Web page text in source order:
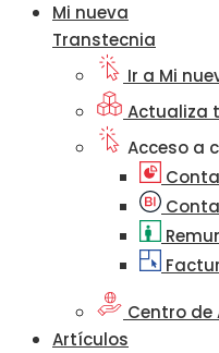
Mi nueva
Transtecnia
Ir a Mi
Actualiza
Acceso a
Centro de
Artículos